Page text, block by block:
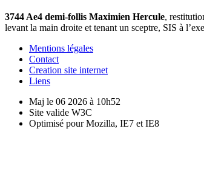
3744 Ae4 demi-follis Maximien Hercule,
levant la main droite et tenant un sceptre, SIS à
Mentions légales
Contact
Creation site internet
Liens
Maj le 06 2026 à 10h52
Site valide W3C
Optimisé pour Mozilla, IE7 et IE8